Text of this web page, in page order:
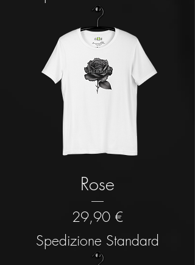
Rose
Prezzo
29,90 €
Spedizione Standard